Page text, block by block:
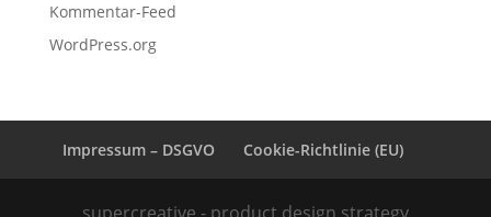
Kommentar-Feed
WordPress.org
Impressum – DSGVO Cookie-Richtlinie (EU)